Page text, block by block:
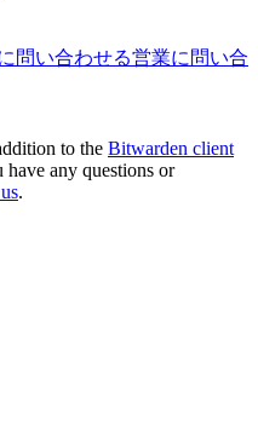
問い合わせる営業に問い合
to the Bitwarden client
any questions or
.